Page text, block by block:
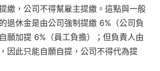
繳，公司不得幫雇主提繳。這點與一般
退休金是由公司強制提繳 6%（公司負
願加提 6%（員工負擔）；但負責人由
因此只能自願自提，公司不得代為提